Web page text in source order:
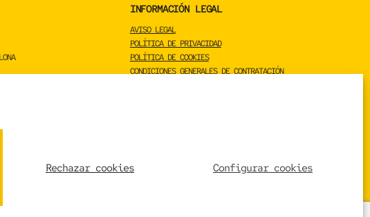
Rechazar cookies Configurar cookies
INFORMACIÓN LEGAL
AVISO LEGAL
POLÍTICA DE PRIVACIDAD
POLÍTICA DE COOKIES
CONDICIONES GENERALES DE CONTRATACIÓN